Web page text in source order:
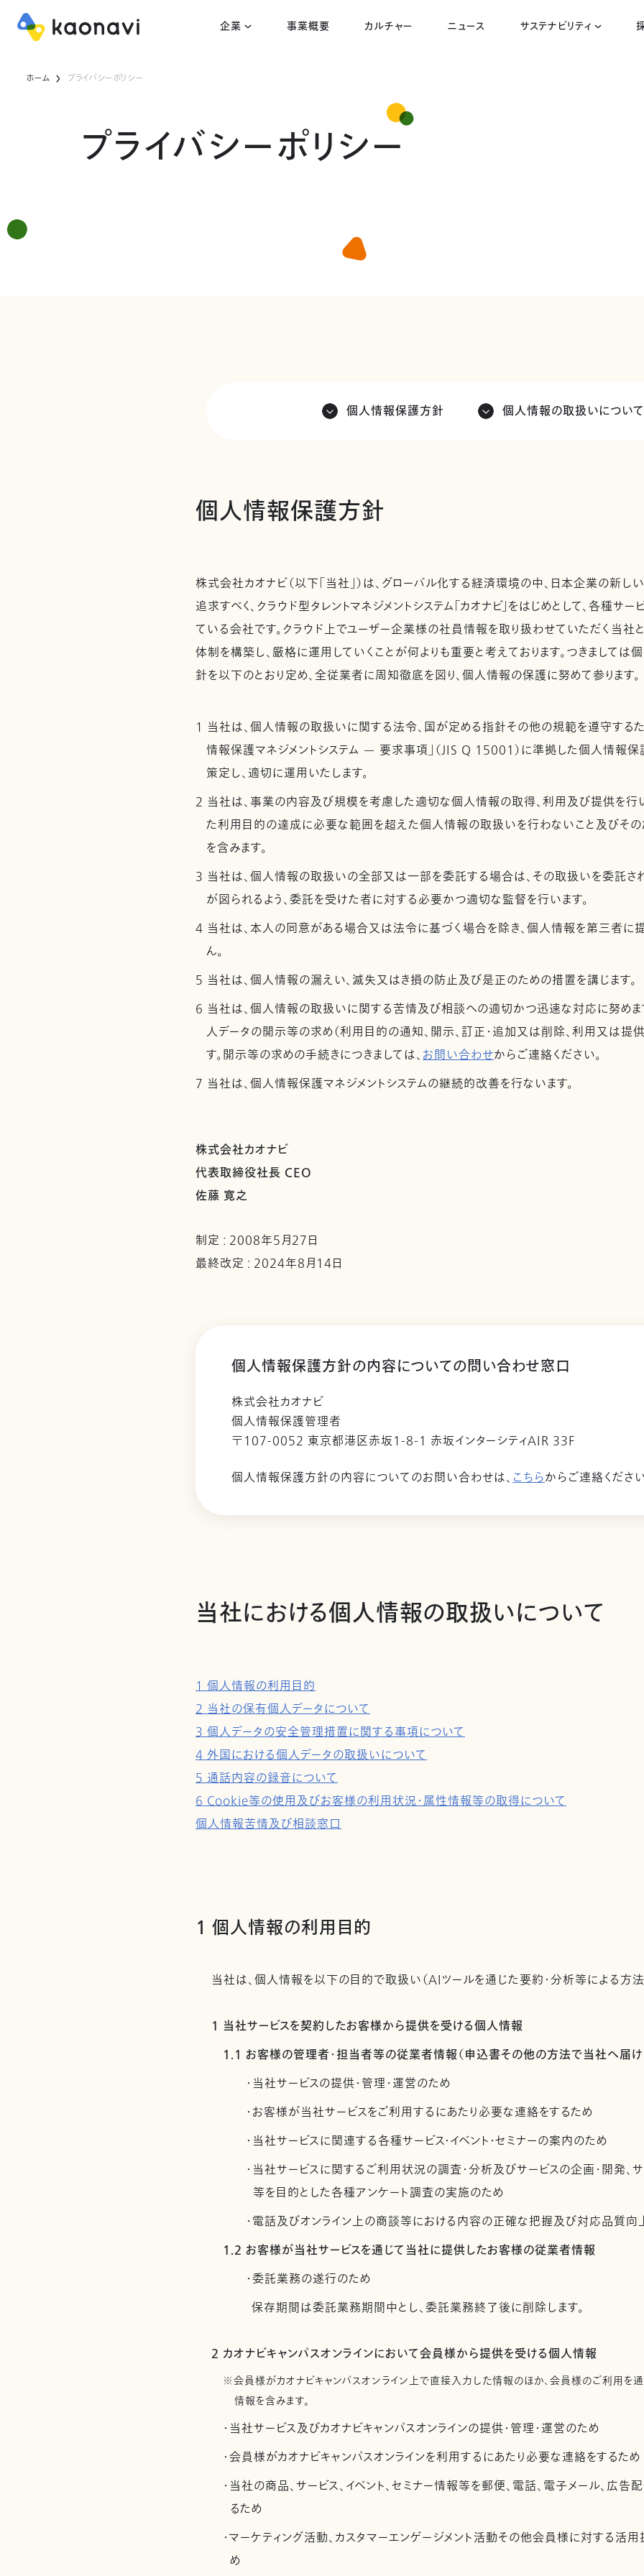
企業 事業概要 カルチャー ニュース サステナビリティ
ホーム プライバシーポリシー
プライバシーポリシー
個人情報保護方針 個人情報の取扱いについて
個人情報保護方針
株式会社カオナビ（以下「当社」）は、グローバル化する経済環境の中、日本企業の新し
追求すべく、クラウド型タレントマネジメントシステム「カオナビ」をはじめとして、各種サ
ている会社です。クラウド上でユーザー企業様の社員情報を取り扱わせていただく当社
体制を構築し、厳格に運用していくことが何よりも重要と考えております。つきまして
針を以下のとおり定め、全従業者に周知徹底を図り、個人情報の保護に努めて参ります。
1 当社は、個人情報の取扱いに関する法令、国が定める指針その他の規範を遵守する
情報保護マネジメントシステム — 要求事項」（JIS Q 15001）に準拠した個人情報保
策定し、適切に運用いたします。
2 当社は、事業の内容及び規模を考慮した適切な個人情報の取得、利用及び提供を行
た利用目的の達成に必要な範囲を超えた個人情報の取扱いを行わないこと及びその
を含みます。
3 当社は、個人情報の取扱いの全部又は一部を委託する場合は、その取扱いを委託
が図られるよう、委託を受けた者に対する必要かつ適切な監督を行います。
4 当社は、本人の同意がある場合又は法令に基づく場合を除き、個人情報を第三者に
ん。
5 当社は、個人情報の漏えい、滅失又はき損の防止及び是正のための措置を講じます。
6 当社は、個人情報の取扱いに関する苦情及び相談への適切かつ迅速な対応に努めま
人データの開示等の求め（利用目的の通知、開示、訂正・追加又は削除、利用又は提
す。開示等の求めの手続きにつきましては、お問い合わせからご連絡ください。
7 当社は、個人情報保護マネジメントシステムの継続的改善を行ないます。
株式会社カオナビ
代表取締役社長 CEO
佐藤 寛之
制定 : 2008年5月27日
最終改定 : 2024年8月14日
個人情報保護方針の内容についての問い合わせ窓口
株式会社カオナビ
個人情報保護管理者
〒107-0052 東京都港区赤坂1-8-1 赤坂インターシティAIR 33F
個人情報保護方針の内容についてのお問い合わせは、こちらからご連絡くださ
当社における個人情報の取扱いについて
1 個人情報の利用目的
2 当社の保有個人データについて
3 個人データの安全管理措置に関する事項について
4 外国における個人データの取扱いについて
5 通話内容の録音について
6 Cookie等の使用及びお客様の利用状況・属性情報等の取得について
個人情報苦情及び相談窓口
1 個人情報の利用目的
当社は、個人情報を以下の目的で取扱い（AIツールを通じた要約・分析等による方法
1 当社サービスを契約したお客様から提供を受ける個人情報
1.1 お客様の管理者・担当者等の従業者情報（申込書その他の方法で当社へ届け
・当社サービスの提供・管理・運営のため
・お客様が当社サービスをご利用するにあたり必要な連絡をするため
・当社サービスに関連する各種サービス・イベント・セミナーの案内のため
・当社サービスに関するご利用状況の調査・分析及びサービスの企画・開発、
等を目的とした各種アンケート調査の実施のため
・電話及びオンライン上の商談等における内容の正確な把握及び対応品質向
1.2 お客様が当社サービスを通じて当社に提供したお客様の従業者情報
・委託業務の遂行のため
保存期間は委託業務期間中とし、委託業務終了後に削除します。
2 カオナビキャンパスオンラインにおいて会員様から提供を受ける個人情報
※会員様がカオナビキャンパスオンライン上で直接入力した情報のほか、会員様のご利用を
情報を含みます。
・当社サービス及びカオナビキャンパスオンラインの提供・管理・運営のため
・会員様がカオナビキャンパスオンラインを利用するにあたり必要な連絡をするため
・当社の商品、サービス、イベント、セミナー情報等を郵便、電話、電子メール、広
るため
・マーケティング活動、カスタマーエンゲージメント活動その他会員様に対する活
め